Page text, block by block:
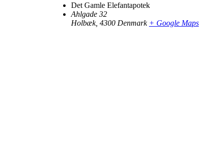
Det Gamle Elefantapotek
Ahlgade 32
Holbæk, 4300 Denmark + Google Maps